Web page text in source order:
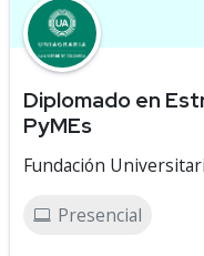
Diplomado en
PyMEs
Fundación
Presencial